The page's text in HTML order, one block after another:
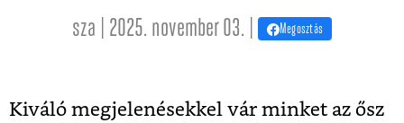
sza | 2025. november 03. | Megosztás
Kiváló megjelenésekkel vár minket az ősz